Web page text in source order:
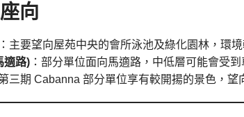
向
：主要望向屋苑中央的會所泳池及綠化園林，環
適路) ：部分單位面向馬適路，中低層可能會受
第三期 Cabanna 部分單位享有較開揚的景色，望